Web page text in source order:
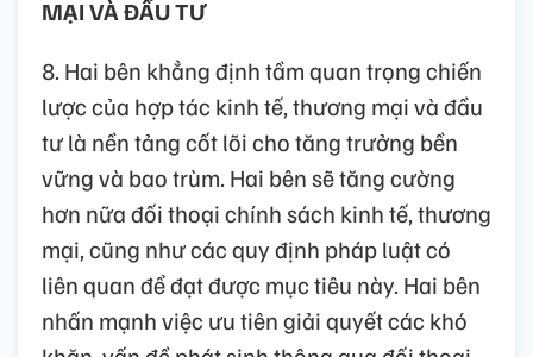
MẠI VÀ ĐẦU TƯ
8. Hai bên khẳng định tầm quan trọng chiến
lược của hợp tác kinh tế, thương mại và đầu
tư là nền tảng cốt lõi cho tăng trưởng bền
vững và bao trùm. Hai bên sẽ tăng cường
hơn nữa đối thoại chính sách kinh tế, thương
mại, cũng như các quy định pháp luật có
liên quan để đạt được mục tiêu này. Hai bên
nhấn mạnh việc ưu tiên giải quyết các khó